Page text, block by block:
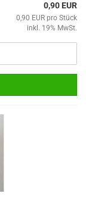
0,90 EUR
0,90 EUR pro Stück
inkl. 19% MwSt.